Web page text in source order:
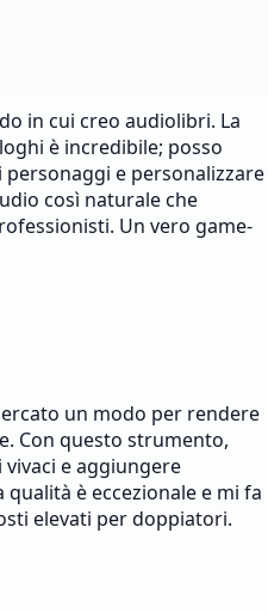
in cui creo audiolibri. La
è incredibile; posso
personaggi e personalizzare
così naturale che
Un vero game-
un modo per rendere
Con questo strumento,
e aggiungere
è eccezionale e mi fa
elevati per doppiatori.